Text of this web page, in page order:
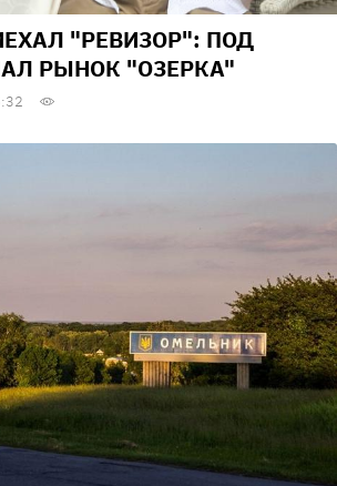
"РЕВИЗОР": ПОД
РЫНОК "ОЗЕРКА"